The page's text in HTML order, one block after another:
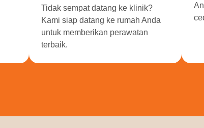
Tidak sempat datang ke klinik?
Kami siap datang ke rumah Anda
untuk memberikan perawatan
terbaik.